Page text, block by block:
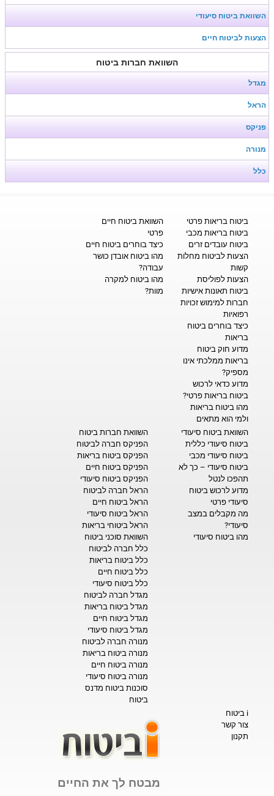
השוואת ביטוח סיעודי
הצעות לביטוח חיים
השוואת חברות ביטוח
מגדל
הראל
פניקס
מנורה
כלל
ביטוח בריאות פרטי
ביטוח בריאות מכבי
ביטוח עובדים זרים
הצעות לביטוח מחלות
קשות
הצעות לפוליסת
ביטוח תאונות אישיות
חברות למימוש זכויות
רפואיות
כיצד בוחרים ביטוח
בריאות
מדוע חוק ביטוח
בריאות ממלכתי אינו
מספיק?
מדוע כדאי לרכוש
ביטוח בריאות פרטי?
מהו ביטוח בריאות
ולמי הוא מתאים
השוואת ביטוח חיים
פרטי
כיצד בוחרים ביטוח חיים
מהו ביטוח אובדן כושר
עבודה?
מהו ביטוח למקרה
מוות?
השוואת ביטוח סיעודי
ביטוח סיעודי כללית
ביטוח סיעודי מכבי
ביטוח סיעודי – כך לא
תהפכו לנטל
מדוע לרכוש ביטוח
סיעודי פרטי
מה מקבלים במצב
סיעודי?
מהו ביטוח סיעודי
השוואת חברות ביטוח
הפניקס חברה לביטוח
הפניקס ביטוח בריאות
הפניקס ביטוח חיים
הפניקס ביטוח סיעודי
הראל חברה לביטוח
הראל ביטוח חיים
הראל ביטוח סיעודי
הראל ביטוחי בריאות
השוואת סוכני ביטוח
כלל חברה לביטוח
כלל ביטוח בריאות
כלל ביטוח חיים
כלל ביטוח סיעודי
מגדל חברה לביטוח
מגדל ביטוח בריאות
מגדל ביטוח חיים
מגדל ביטוח סיעודי
מנורה חברה לביטוח
מנורה ביטוח בריאות
מנורה ביטוח חיים
מנורה ביטוח סיעודי
סוכנות ביטוח מדנס
ביטוח
i ביטוח
צור קשר
תקנון
מבטח לך את החיים